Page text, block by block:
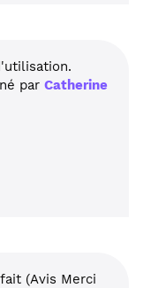
par Catherine
(Avis Merci